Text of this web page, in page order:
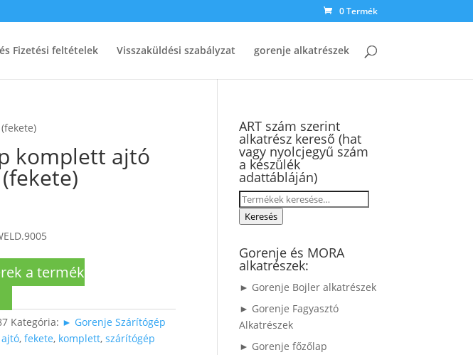
0 Termék
Fizetési feltételek Visszaküldési szabályzat gorenje alkatrészek
komplett ajtó
a termék
Kategória: ► Gorenje Szárítógép
ajtó,fekete, komplett,szárítógép
ART szám szerint
alkatrész kereső (hat
vagy nyolcjegyű szám
a készülék
adattábláján)
Keresés
a Keresés
Gorenje és MORA
alkatrészek:
► Gorenje Bojler alkatrészek
► Gorenje Fagyasztó
Alkatrészek
► Gorenje főzőlap